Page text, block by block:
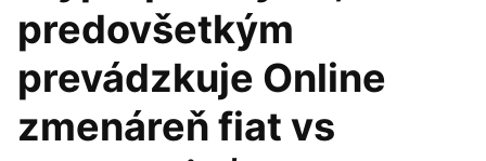
predovšetkým
prevádzkuje Online
zmenáreň fiat vs